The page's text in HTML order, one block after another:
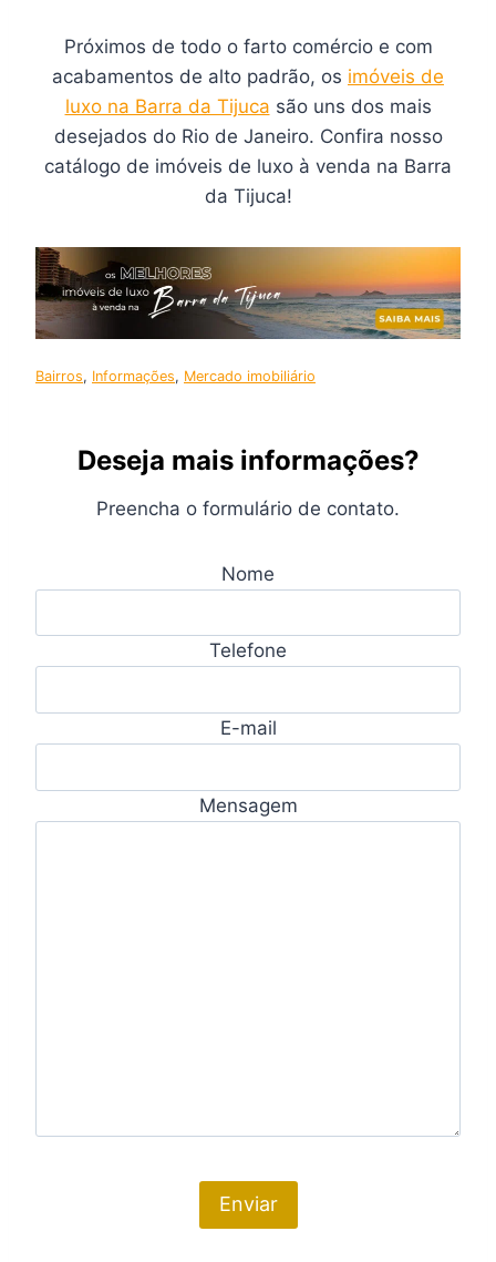
Próximos de todo o farto comércio e com
acabamentos de alto padrão, os imóveis de
luxo na Barra da Tijuca são uns dos mais
desejados do Rio de Janeiro. Confira nosso
catálogo de imóveis de luxo à venda na Barra
da Tijuca!
Bairros, Informações, Mercado imobiliário
Deseja mais informações?
Preencha o formulário de contato.
Nome
Telefone
E-mail
Mensagem